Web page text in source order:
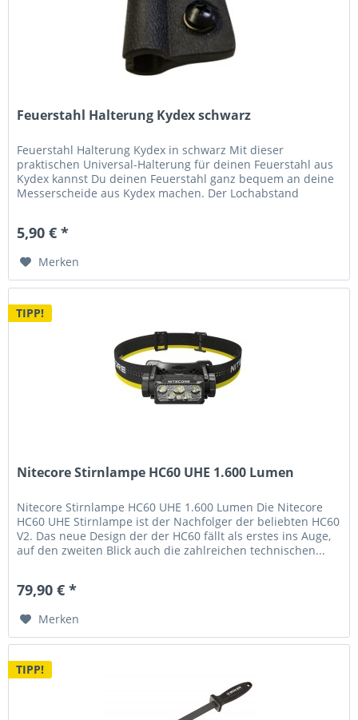
Feuerstahl Halterung Kydex schwarz
Feuerstahl Halterung Kydex in schwarz Mit dieser
praktischen Universal-Halterung für deinen Feuerstahl aus
Kydex kannst Du deinen Feuerstahl ganz bequem an deine
Messerscheide aus Kydex machen. Der Lochabstand
5,90 € *
Merken
TIPP!
Nitecore Stirnlampe HC60 UHE 1.600 Lumen
Nitecore Stirnlampe HC60 UHE 1.600 Lumen Die Nitecore
HC60 UHE Stirnlampe ist der Nachfolger der beliebten HC60
V2. Das neue Design der der HC60 fällt als erstes ins Auge,
auf den zweiten Blick auch die zahlreichen technischen...
79,90 € *
Merken
TIPP!